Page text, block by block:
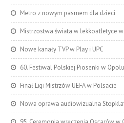
Metro z nowym pasmem dla dzieci
Mistrzostwa świata w lekkoatletyce
Nowe kanały TVP w Play i UPC
60. Festiwal Polskiej Piosenki w Opolu
Finał Ligi Mistrzów UEFA w Polsacie
Nowa oprawa audiowizualna